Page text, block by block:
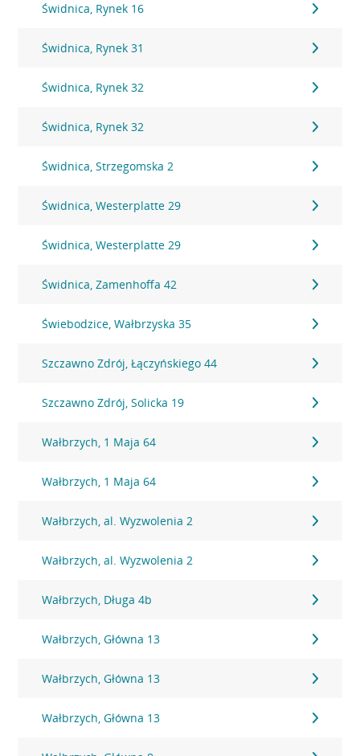
Świdnica, Rynek 16
Świdnica, Rynek 31
Świdnica, Rynek 32
Świdnica, Rynek 32
Świdnica, Strzegomska 2
Świdnica, Westerplatte 29
Świdnica, Westerplatte 29
Świdnica, Zamenhoffa 42
Świebodzice, Wałbrzyska 35
Szczawno Zdrój, Łączyńskiego 44
Szczawno Zdrój, Solicka 19
Wałbrzych, 1 Maja 64
Wałbrzych, 1 Maja 64
Wałbrzych, al. Wyzwolenia 2
Wałbrzych, al. Wyzwolenia 2
Wałbrzych, Długa 4b
Wałbrzych, Główna 13
Wałbrzych, Główna 13
Wałbrzych, Główna 13